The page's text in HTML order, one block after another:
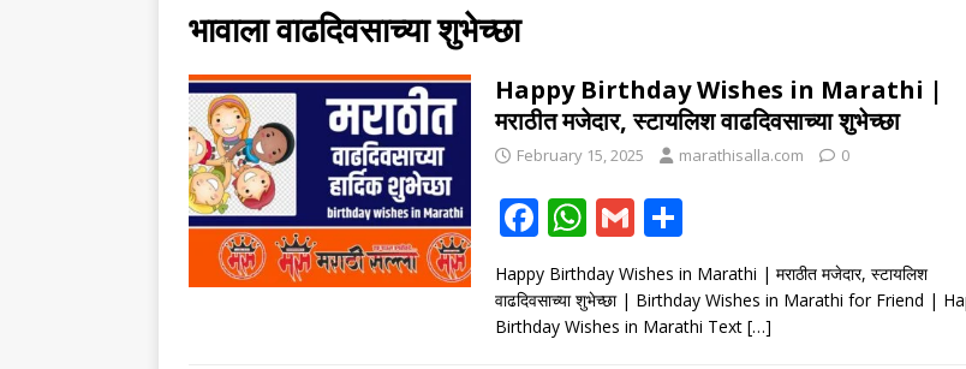
भावाला वाढदिवसाच्या शुभेच्छा
Happy Birthday Wishes in Marathi |
मराठीत मजेदार, स्टायलिश वाढदिवसाच्या शुभेच्छा
February 15, 2025 marathisalla.com 0
F
ac
e
b
W
h
at
s
G
m
ai
l
h
ar
e
Happy Birthday Wishes in Marathi | मराठीत मजेदार, स्टायलिश
वाढदिवसाच्या शुभेच्छा | Birthday Wishes in Marathi for Friend |
Birthday Wishes in Marathi Text […]